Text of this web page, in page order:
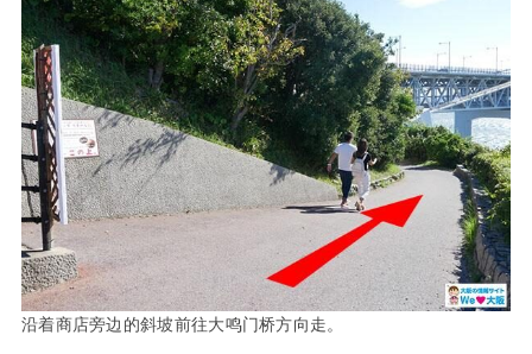
沿着商店旁边的斜坡前往大鸣门桥方向走。